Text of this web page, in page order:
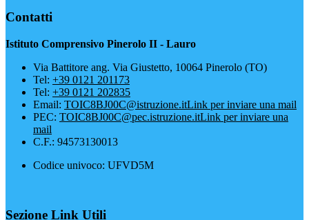
Contatti
Istituto Comprensivo Pinerolo II - Lauro
Via Battitore ang. Via Giustetto, 10064 Pinerolo (TO)
Tel: +39 0121 201173
Tel: +39 0121 202835
Email: TOIC8BJ00C@istruzione.itLink per inviare una mail
PEC: TOIC8BJ00C@pec.istruzione.itLink per inviare una
mail
C.F.: 94573130013
Codice univoco: UFVD5M
Sezione Link Utili